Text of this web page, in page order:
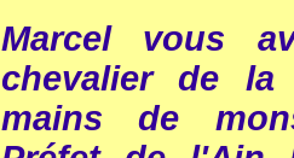
Marcel vous
chevalier de la
mains de